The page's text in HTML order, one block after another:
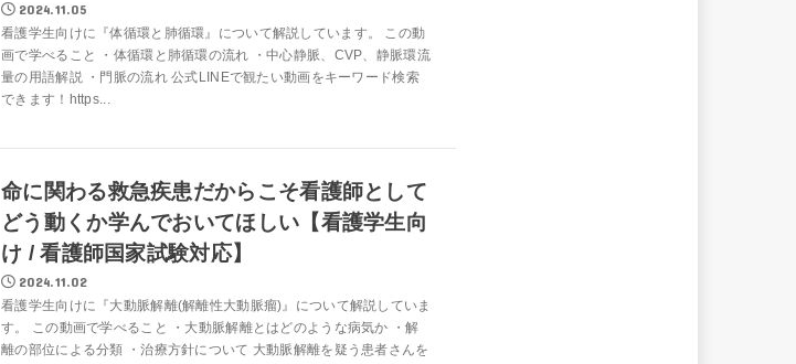
2024.11.05
看護学生向けに『体循環と肺循環』について解説しています。 この動
画で学べること ・体循環と肺循環の流れ ・中心静脈、CVP、静脈環流
量の用語解説 ・門脈の流れ 公式LINEで観たい動画をキーワード検索
できます！https...
命に関わる救急疾患だからこそ看護師として
どう動くか学んでおいてほしい【看護学生向
け / 看護師国家試験対応】
2024.11.02
看護学生向けに『大動脈解離(解離性大動脈瘤)』について解説していま
す。 この動画で学べること ・大動脈解離とはどのような病気か ・解
離の部位による分類 ・治療方針について 大動脈解離を疑う患者さんを